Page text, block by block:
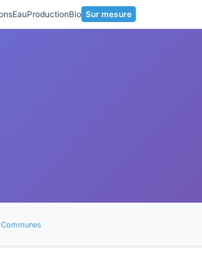
EauProductionBio Sur mesure
Communes